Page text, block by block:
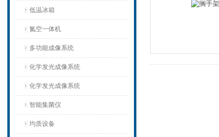
低温冰箱
氮空一体机
多功能成像系统
化学发光成像系统
化学发光成像系统
智能集菌仪
均质设备‌